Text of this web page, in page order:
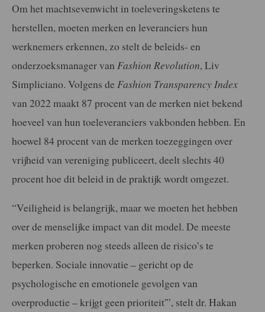
Om het machtsevenwicht in toeleveringsketens te
herstellen, moeten merken en leveranciers hun
werknemers erkennen, zo stelt de beleids- en
onderzoeksmanager van Fashion Revolution, Liv
Simpliciano. Volgens de Fashion Transparency Index
van 2022 maakt 87 procent van de merken niet bekend
hoeveel van hun toeleveranciers vakbonden hebben. En
hoewel 84 procent van de merken toezeggingen over
vrijheid van vereniging publiceert, deelt slechts 40
procent hoe dit beleid in de praktijk wordt omgezet.
“Veiligheid is belangrijk, maar we moeten het hebben
over de menselijke impact van dit model. De meeste
merken proberen nog steeds alleen de risico’s te
beperken. Sociale innovatie – gericht op de
psychologische en emotionele gevolgen van
overproductie – krijgt geen prioriteit'”, stelt dr. Hakan